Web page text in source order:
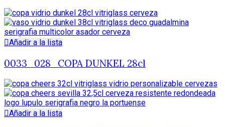
Añadir a la lista
0033_028_COPA DUNKEL 28cl
Añadir a la lista